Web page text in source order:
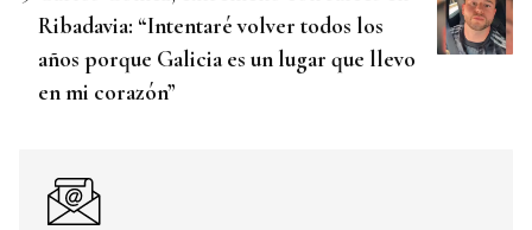
Ribadavia: “Intentaré volver todos los
años porque Galicia es un lugar que llevo
en mi corazón”